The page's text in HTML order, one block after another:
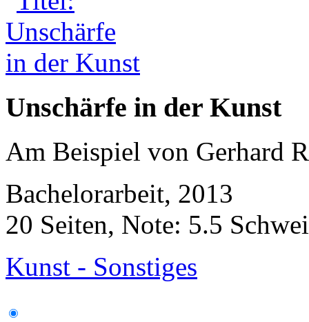
Unschärfe in der Kunst
Am Beispiel von Gerhard
Bachelorarbeit, 2013
20 Seiten, Note: 5.5
Kunst - Sonstiges